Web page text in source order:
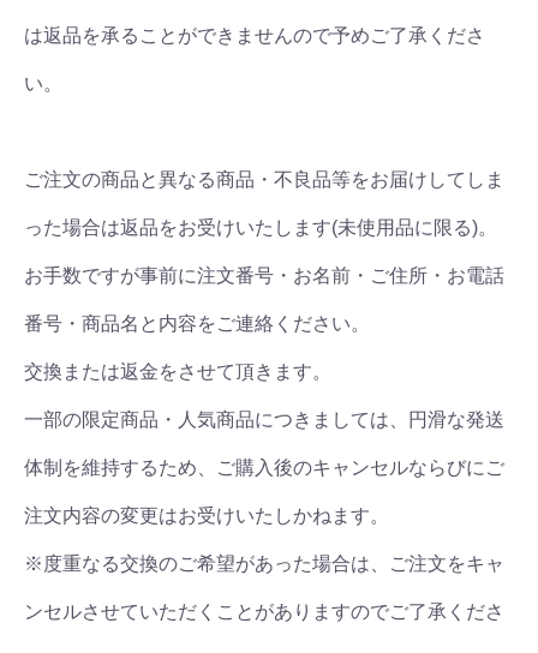
は返品を承ることができませんので予めご了承くださ
い。
ご注文の商品と異なる商品・不良品等をお届けしてしま
った場合は返品をお受けいたします(未使用品に限る)。
お手数ですが事前に注文番号・お名前・ご住所・お電話
番号・商品名と内容をご連絡ください。
交換または返金をさせて頂きます。
一部の限定商品・人気商品につきましては、円滑な発送
体制を維持するため、ご購入後のキャンセルならびにご
注文内容の変更はお受けいたしかねます。
※度重なる交換のご希望があった場合は、ご注文をキャ
ンセルさせていただくことがありますのでご了承くださ